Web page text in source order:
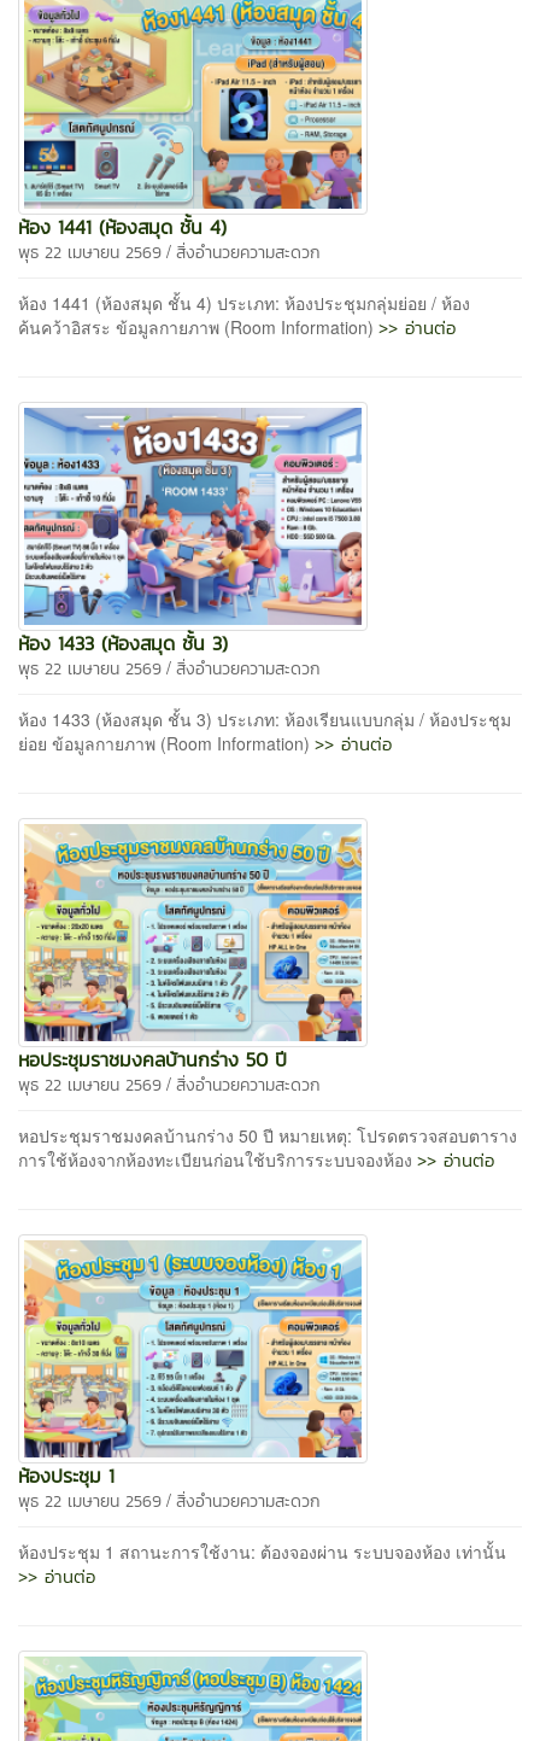
ห้อง 1441 (ห้องสมุด ชั้น 4)
พุธ 22 เมษายน 2569 / สิ่งอำนวยความสะดวก
ห้อง 1441 (ห้องสมุด ชั้น 4) ประเภท: ห้องประชุมกลุ่มย่อย / ห้อง
ค้นคว้าอิสระ ข้อมูลกายภาพ (Room Information) >> อ่านต่อ
ห้อง 1433 (ห้องสมุด ชั้น 3)
พุธ 22 เมษายน 2569 / สิ่งอำนวยความสะดวก
ห้อง 1433 (ห้องสมุด ชั้น 3) ประเภท: ห้องเรียนแบบกลุ่ม / ห้องประชุม
ย่อย ข้อมูลกายภาพ (Room Information) >> อ่านต่อ
หอประชุมราชมงคลบ้านกร่าง 50 ปี
พุธ 22 เมษายน 2569 / สิ่งอำนวยความสะดวก
หอประชุมราชมงคลบ้านกร่าง 50 ปี หมายเหตุ: โปรดตรวจสอบตาราง
การใช้ห้องจากห้องทะเบียนก่อนใช้บริการระบบจองห้อง >> อ่านต่อ
ห้องประชุม 1
พุธ 22 เมษายน 2569 / สิ่งอำนวยความสะดวก
ห้องประชุม 1 สถานะการใช้งาน: ต้องจองผ่าน ระบบจองห้อง เท่านั้น
>> อ่านต่อ